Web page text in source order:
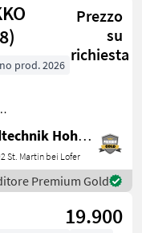
Prezzo
su
richiesta
prod. 2026
300mm
Sie
Landtechnik Hohenwarter GmbH
St. Martin bei Lofer
Premium Gold
19.900